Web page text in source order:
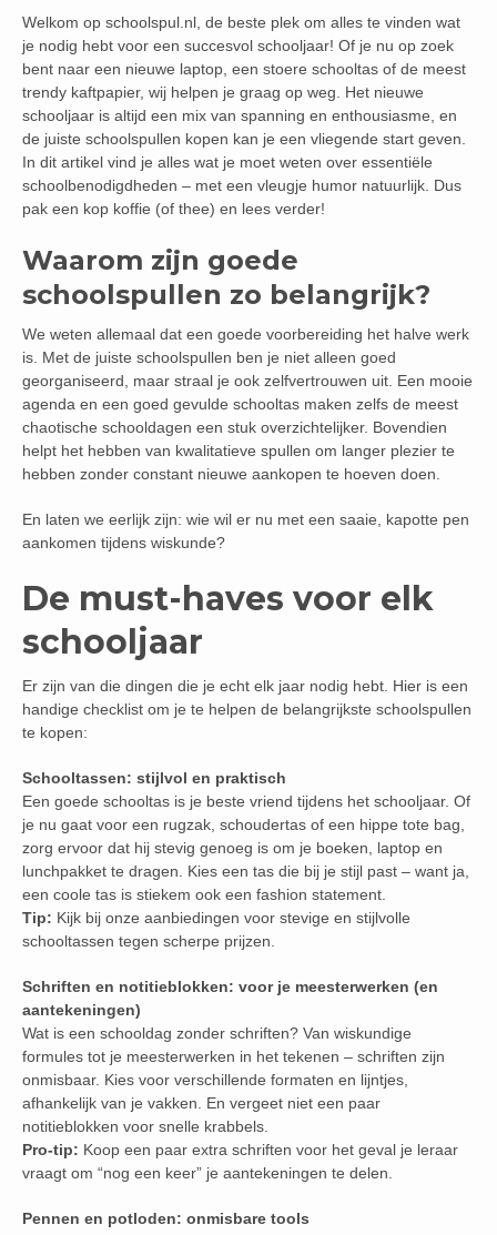
Welkom op schoolspul.nl, de beste plek om alles te vinden wat
je nodig hebt voor een succesvol schooljaar! Of je nu op zoek
bent naar een nieuwe laptop, een stoere schooltas of de meest
trendy kaftpapier, wij helpen je graag op weg. Het nieuwe
schooljaar is altijd een mix van spanning en enthousiasme, en
de juiste schoolspullen kopen kan je een vliegende start geven.
In dit artikel vind je alles wat je moet weten over essentiële
schoolbenodigdheden – met een vleugje humor natuurlijk. Dus
pak een kop koffie (of thee) en lees verder!
Waarom zijn goede
schoolspullen zo belangrijk?
We weten allemaal dat een goede voorbereiding het halve werk
is. Met de juiste schoolspullen ben je niet alleen goed
georganiseerd, maar straal je ook zelfvertrouwen uit. Een mooie
agenda en een goed gevulde schooltas maken zelfs de meest
chaotische schooldagen een stuk overzichtelijker. Bovendien
helpt het hebben van kwalitatieve spullen om langer plezier te
hebben zonder constant nieuwe aankopen te hoeven doen.
En laten we eerlijk zijn: wie wil er nu met een saaie, kapotte pen
aankomen tijdens wiskunde?
De must-haves voor elk
schooljaar
Er zijn van die dingen die je echt elk jaar nodig hebt. Hier is een
handige checklist om je te helpen de belangrijkste schoolspullen
te kopen:
Schooltassen: stijlvol en praktisch
Een goede schooltas is je beste vriend tijdens het schooljaar. Of
je nu gaat voor een rugzak, schoudertas of een hippe tote bag,
zorg ervoor dat hij stevig genoeg is om je boeken, laptop en
lunchpakket te dragen. Kies een tas die bij je stijl past – want ja,
een coole tas is stiekem ook een fashion statement.
Tip: Kijk bij onze aanbiedingen voor stevige en stijlvolle
schooltassen tegen scherpe prijzen.
Schriften en notitieblokken: voor je meesterwerken (en
aantekeningen)
Wat is een schooldag zonder schriften? Van wiskundige
formules tot je meesterwerken in het tekenen – schriften zijn
onmisbaar. Kies voor verschillende formaten en lijntjes,
afhankelijk van je vakken. En vergeet niet een paar
notitieblokken voor snelle krabbels.
Pro-tip: Koop een paar extra schriften voor het geval je leraar
vraagt om “nog een keer” je aantekeningen te delen.
Pennen en potloden: onmisbare tools